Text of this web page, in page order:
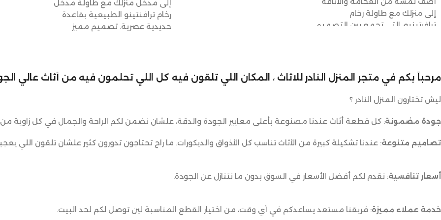
إلى منزلك مع طاولة رخام
ترافرتينيو، التي تجمع بين التصميم
الذوق الرفيع والاهتمام بالتفاصيل.
المقاسات المثالية
تأتي طاولة رخام ترافرتينيو
بالمقاسات التالية لجعلها مناسبة
للاستخدام في مختلف المساحات:
الطول:
تعتبر هذه الأبعاد مثالية لوضع
الصالة، أو حتى في الهواء الطلق.
ستعزز هذه الطاولة من جمال
إلى مدخل منزلك مع طاولة مدخل
رخام ترافنتينو الطبيعية بقاعدة
حديدية عصرية. تصميم مميز
مرحباً بكم في متجر المنزل النادر للاثاث ، المكان اللي تلقون فيه كل اللي تحلمون فيه من أثاث عالي
ليش تختارون المنزل النادر ؟
جودة مضمونة: كل قطعة أثاث عندنا مصنوعة بأعلى معايير الجودة والدقة، علشان نضمن لكم الراحة والجمال في كل زاوية من
تصاميم متنوعة: عندنا تشكيلة كبيرة من الأثاث تناسب كل الأذواق والديكورات. ما راح تحتاجون تدورون كثير علشان تلقون اللي
أسعار تنافسية: نقدم لكم أفضل الأسعار في السوق بدون ما نتنازل عن الجودة.
خدمة عملاء مميزة: فريقنا مستعد يساعدكم في أي وقت، من اختيار القطع المناسبة لين توصل لكم لحد البيت.